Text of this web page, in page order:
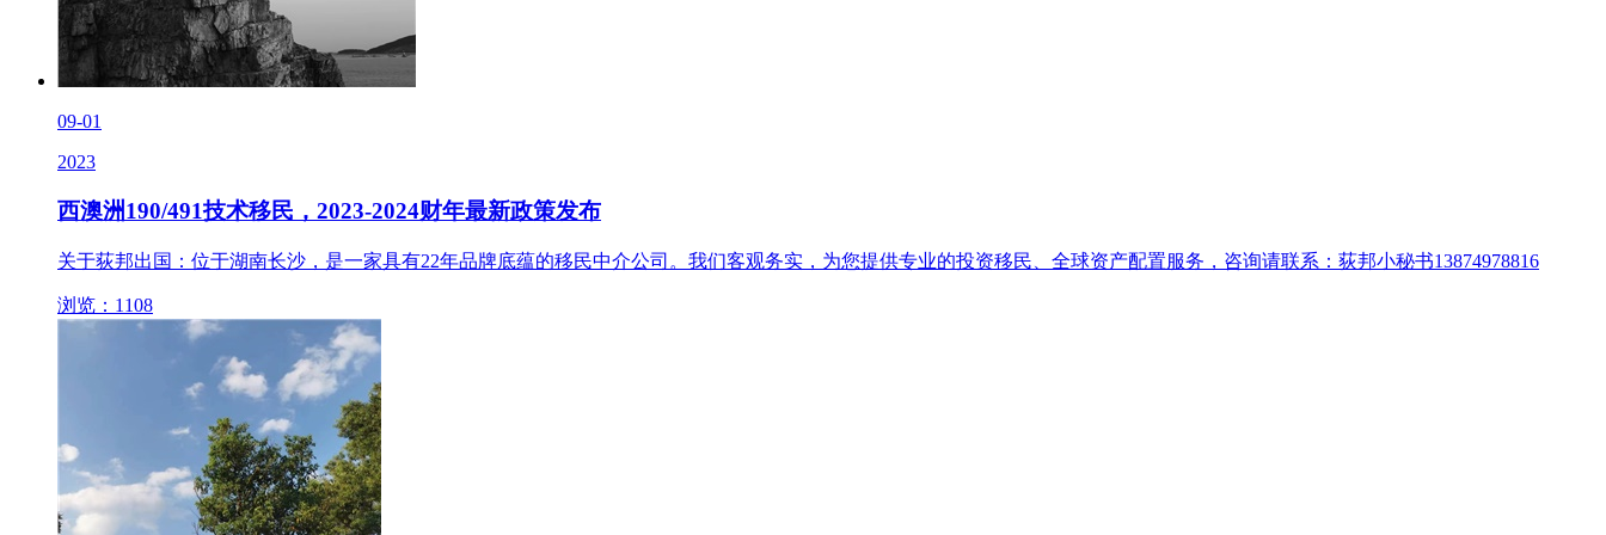
09-01
2023
西澳洲190/491技术移民，2023-2024财年最新政策发布
关于荻邦出国：位于湖南长沙，是一家具有22年品牌底蕴的移民中介公司。我们客观务实，为您提供专业的投资移民、全球资产配置服务，咨询请联系：荻邦小秘书13874978816
浏览：1108